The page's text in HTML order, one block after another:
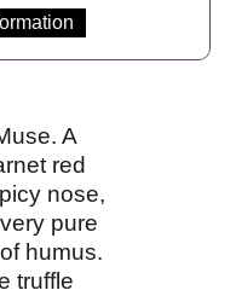
A
red
nose,
pure
humus.
truffle